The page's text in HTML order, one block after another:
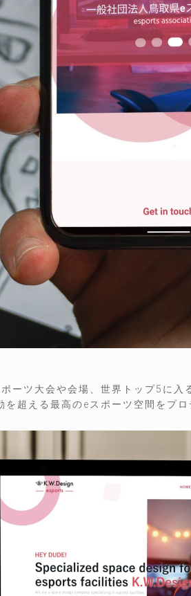
ーツ大会や会場、世界トップ5に
を超える最高のeスポーツ空間をプロ